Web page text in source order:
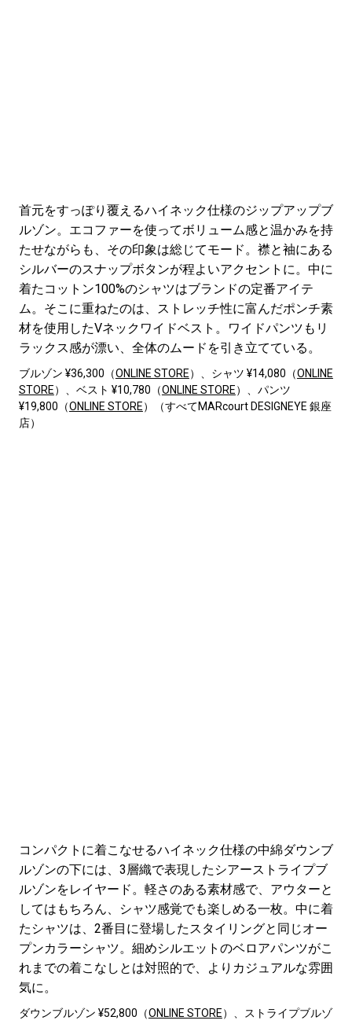
首元をすっぽり覆えるハイネック仕様のジップアップブ
ルゾン。エコファーを使ってボリューム感と温かみを持
たせながらも、その印象は総じてモード。襟と袖にある
シルバーのスナップボタンが程よいアクセントに。中に
着たコットン100%のシャツはブランドの定番アイテ
ム。そこに重ねたのは、ストレッチ性に富んだポンチ素
材を使用したVネックワイドベスト。ワイドパンツもリ
ラックス感が漂い、全体のムードを引き立てている。
ブルゾン ¥36,300（ONLINE STORE）、シャツ ¥14,080（ONLINE
STORE）、ベスト ¥10,780（ONLINE STORE）、パンツ
¥19,800（ONLINE STORE）（すべてMARcourt DESIGNEYE 銀座
店）
コンパクトに着こなせるハイネック仕様の中綿ダウンブ
ルゾンの下には、3層織で表現したシアーストライプブ
ルゾンをレイヤード。軽さのある素材感で、アウターと
してはもちろん、シャツ感覚でも楽しめる一枚。中に着
たシャツは、2番目に登場したスタイリングと同じオー
プンカラーシャツ。細めシルエットのベロアパンツがこ
れまでの着こなしとは対照的で、よりカジュアルな雰囲
気に。
ダウンブルゾン ¥52,800（ONLINE STORE）、ストライプブルゾ